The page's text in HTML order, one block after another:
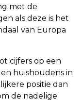
met de
als deze is het
van Europa
cijfers op een
huishoudens in
positie dan
de nadelige